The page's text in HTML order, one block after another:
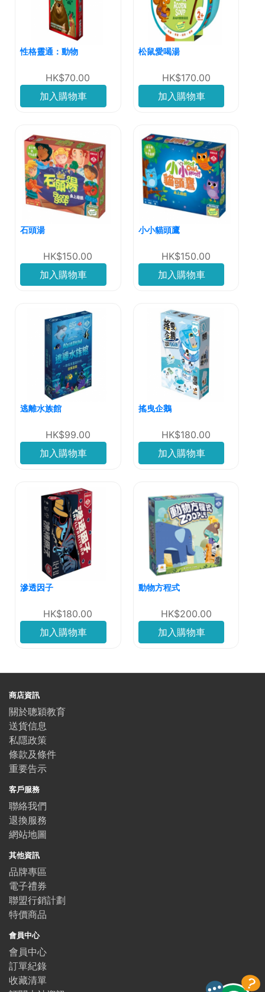
性格靈通：動物
HK$70.00
加入購物車
松鼠愛喝湯
HK$170.00
加入購物車
石頭湯
HK$150.00
加入購物車
小小貓頭鷹
HK$150.00
加入購物車
逃離水族館
HK$99.00
加入購物車
搖曳企鵝
HK$180.00
加入購物車
滲透因子
HK$180.00
加入購物車
動物方程式
HK$200.00
加入購物車
商店資訊
關於聰穎教育
送貨信息
私隱政策
條款及條件
重要告示
客戶服務
聯絡我們
退換服務
網站地圖
其他資訊
品牌專區
電子禮券
聯盟行銷計劃
特價商品
會員中心
會員中心
訂單紀錄
收藏清單